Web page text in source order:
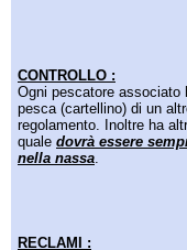
CONTROLLO :
Ogni pescatore associato
pesca (cartellino) di un
regolamento. Inoltre ha
quale dovrà essere
nella nassa.
RECLAMI :